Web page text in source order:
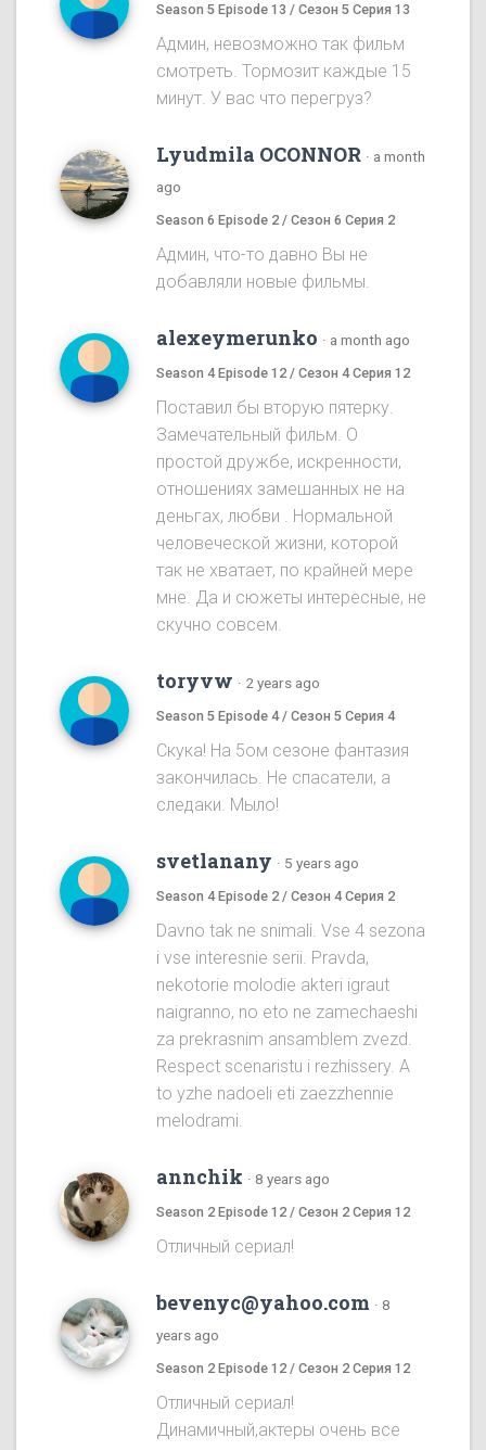
Season 5 Episode 13 / Сезон 5 Серия 13
Админ, невозможно так фильм
смотреть. Тормозит каждые 15
минут. У вас что перегруз?
Lyudmila OCONNOR · a month
ago
Season 6 Episode 2 / Сезон 6 Серия 2
Админ, что-то давно Вы не
добавляли новые фильмы.
alexeymerunko · a month ago
Season 4 Episode 12 / Сезон 4 Серия 12
Поставил бы вторую пятерку.
Замечательный фильм. О
простой дружбе, искренности,
отношениях замешанных не на
деньгах, любви . Нормальной
человеческой жизни, которой
так не хватает, по крайней мере
мне. Да и сюжеты интересные, не
скучно совсем.
toryvw · 2 years ago
Season 5 Episode 4 / Сезон 5 Серия 4
Скука! На 5ом cезоне фантазия
закончилась. Не спасатели, а
следаки. Мыло!
svetlanany · 5 years ago
Season 4 Episode 2 / Сезон 4 Серия 2
Davno tak ne snimali. Vse 4 sezona
i vse interesnie serii. Pravda,
nekotorie molodie akteri igraut
naigranno, no eto ne zamechaeshi
za prekrasnim ansamblem zvezd.
Respect scenaristu i rezhissery. A
to yzhe nadoeli eti zaezzhennie
melodrami.
annchik · 8 years ago
Season 2 Episode 12 / Сезон 2 Серия 12
Отличный сериал!
bevenyc@yahoo.com · 8
years ago
Season 2 Episode 12 / Сезон 2 Серия 12
Отличный сериал!
Динамичный,актеры очень все